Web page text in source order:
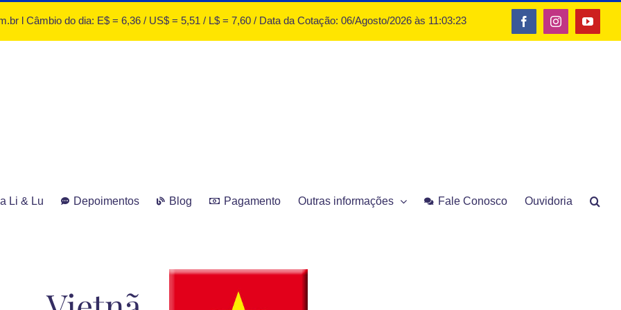
l Câmbio do dia: E$ = 6,36 / US$ = 5,51 / L$ = 7,60 / Data da Cotação: 06/Agosto/2026 às 11:03:23 FacebookInstagram
Li & Lu Depoimentos Blog Pagamento Outras informações Fale Conosco Ouvidoria